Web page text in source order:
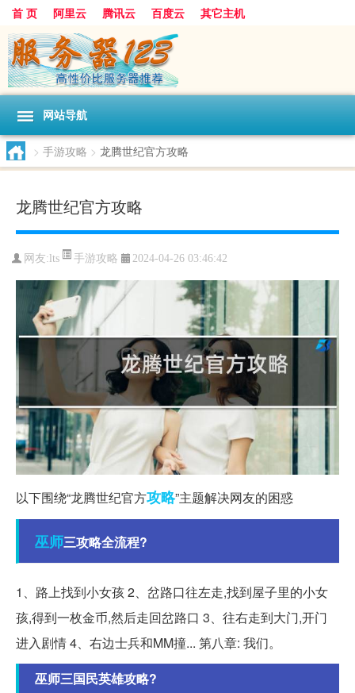
首 页 阿里云 腾讯云 百度云 其它主机
网站导航
> 手游攻略 > 龙腾世纪官方攻略
龙腾世纪官方攻略
网友:lts 手游攻略 2024-04-26 03:46:42
以下围绕“龙腾世纪官方攻略”主题解决网友的困惑
巫师三攻略全流程?
1、路上找到小女孩 2、岔路口往左走,找到屋子里的小女
孩,得到一枚金币,然后走回岔路口 3、往右走到大门,开门
进入剧情 4、右边士兵和MM撞... 第八章: 我们。
巫师三国民英雄攻略?